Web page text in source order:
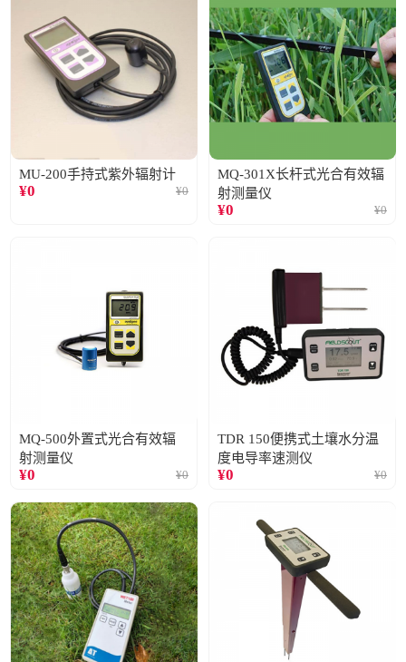
MU-200手持式紫外辐射计
¥0 ¥0
MQ-301X长杆式光合有效辐
射测量仪
¥0 ¥0
MQ-500外置式光合有效辐
射测量仪
¥0 ¥0
TDR 150便携式土壤水分温
度电导率速测仪
¥0 ¥0